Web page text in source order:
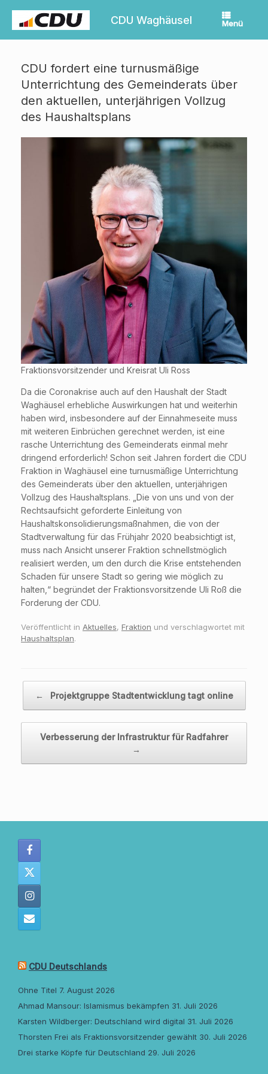
springen
CDU Waghäusel Menü
CDU fordert eine turnusmäßige
Unterrichtung des Gemeinderats über
den aktuellen, unterjährigen Vollzug
des Haushaltsplans
Fraktionsvorsitzender und Kreisrat Uli Ross
Da die Coronakrise auch auf den Haushalt der Stadt
Waghäusel erhebliche Auswirkungen hat und weiterhin
haben wird, insbesondere auf der Einnahmeseite muss
mit weiteren Einbrüchen gerechnet werden, ist eine
rasche Unterrichtung des Gemeinderats einmal mehr
dringend erforderlich! Schon seit Jahren fordert die CDU
Fraktion in Waghäusel eine turnusmäßige Unterrichtung
des Gemeinderats über den aktuellen, unterjährigen
Vollzug des Haushaltsplans. „Die von uns und von der
Rechtsaufsicht geforderte Einleitung von
Haushaltskonsolidierungsmaßnahmen, die von der
Stadtverwaltung für das Frühjahr 2020 beabsichtigt ist,
muss nach Ansicht unserer Fraktion schnellstmöglich
realisiert werden, um den durch die Krise entstehenden
Schaden für unsere Stadt so gering wie möglich zu
halten,“ begründet der Fraktionsvorsitzende Uli Roß die
Forderung der CDU.
Veröffentlicht in Aktuelles, Fraktion und verschlagwortet mit
Haushaltsplan.
← Projektgruppe Stadtentwicklung tagt online
Verbesserung der Infrastruktur für Radfahrer
→
CDU Deutschlands
Ohne Titel 7. August 2026
Ahmad Mansour: Islamismus bekämpfen 31. Juli 2026
Karsten Wildberger: Deutschland wird digital 31. Juli 2026
Thorsten Frei als Fraktionsvorsitzender gewählt 30. Juli 2026
Drei starke Köpfe für Deutschland 29. Juli 2026